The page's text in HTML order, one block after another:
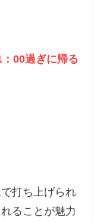
00過ぎに帰る
打ち上げられ
ることが魅力